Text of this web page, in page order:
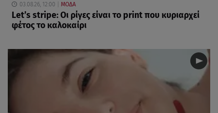
03.08.26, 12:00 ΜΟΔΑ
Let’s stripe: Οι ρίγες είναι το print που κυριαρχεί
φέτος το καλοκαίρι